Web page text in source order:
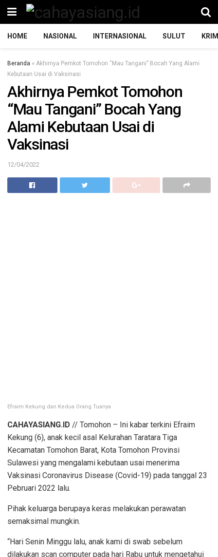
HOME NASIONAL INTERNASIONAL SULUT
Beranda » Akhirnya Pemkot Tomohon “Mau Tangani” Bocah Yang Alami
Kebutaan Usai di Vaksinasi
Akhirnya Pemkot Tomohon
“Mau Tangani” Bocah Yang
Alami Kebutaan Usai di
Vaksinasi
12/04/2022
Efraim Kekung dan Kedua Orang Tuanya
CAHAYASIANG.ID // Tomohon – Ini kabar terkini Efraim
Kekung (6), anak kecil asal Kelurahan Taratara Tiga
Kecamatan Tomohon Barat, Kota Tomohon Provinsi
Sulawesi yang mengalami kebutaan usai menerima
Vaksinasi Coronavirus Disease (Covid-19) pada tanggal 23
Pebruari 2022 lalu.
Pihak keluarga berupaya keras melakukan perawatan
semaksimal mungkin.
“Hari Senin Minggu lalu, anak kami di swab sebelum
dilakukan scan computer pada hari Rabu untuk mengetahui